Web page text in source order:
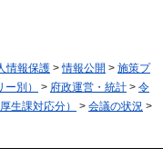
情報保護 >情報公開 > 施策プ
別） > 府政運営・統計 > 令
生課対応分）
> 会議の状況 >